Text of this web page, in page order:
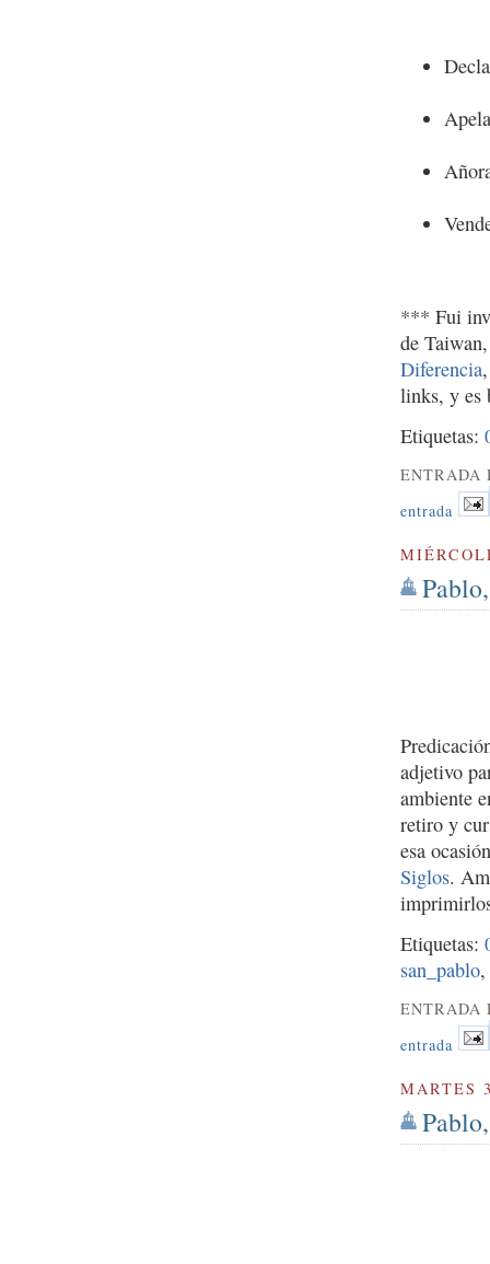
*** Fui
de
Diferencia
links, y es
Etiquetas:
ENTRADA
entrada
adjetivo
ambiente
retiro y
esa
Siglos.
Etiquetas:
san_pablo
ENTRADA
entrada
MARTES